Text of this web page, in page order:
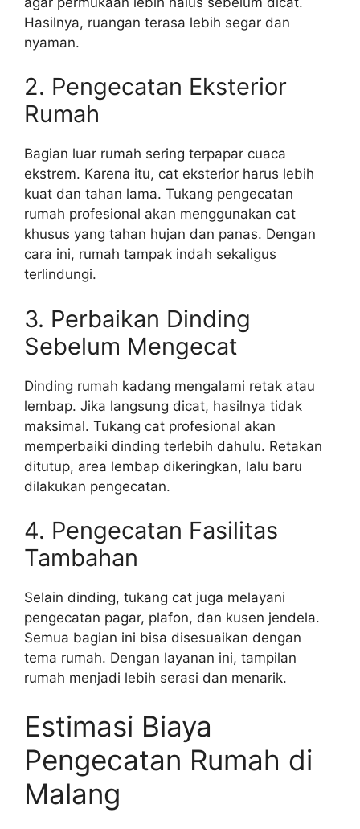
Hasilnya, ruangan terasa lebih segar dan
nyaman.
2. Pengecatan Eksterior
Rumah
Bagian luar rumah sering terpapar cuaca
ekstrem. Karena itu, cat eksterior harus lebih
kuat dan tahan lama. Tukang pengecatan
rumah profesional akan menggunakan cat
khusus yang tahan hujan dan panas. Dengan
cara ini, rumah tampak indah sekaligus
terlindungi.
3. Perbaikan Dinding
Sebelum Mengecat
Dinding rumah kadang mengalami retak atau
lembap. Jika langsung dicat, hasilnya tidak
maksimal. Tukang cat profesional akan
memperbaiki dinding terlebih dahulu. Retakan
ditutup, area lembap dikeringkan, lalu baru
dilakukan pengecatan.
4. Pengecatan Fasilitas
Tambahan
Selain dinding, tukang cat juga melayani
pengecatan pagar, plafon, dan kusen jendela.
Semua bagian ini bisa disesuaikan dengan
tema rumah. Dengan layanan ini, tampilan
rumah menjadi lebih serasi dan menarik.
Estimasi Biaya
Pengecatan Rumah di
Malang